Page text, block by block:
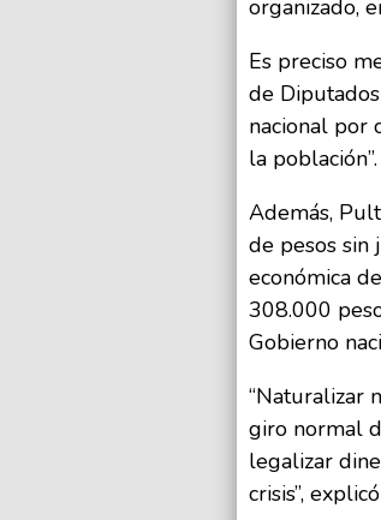
organizado,
Es preciso
de
nacional por
la población”.
Además,
de pesos sin
económica
308.000
Gobierno
“Naturalizar
giro normal
legalizar
crisis”,